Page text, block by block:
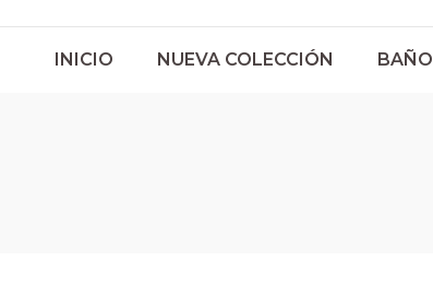
INICIO NUEVA COLECCIÓN BAÑO